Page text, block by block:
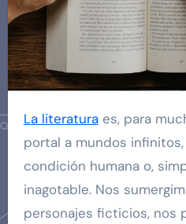
La literaturaes, para
portal a mundos
condición humana o,
inagotable. Nos
personajes ficticios, nos